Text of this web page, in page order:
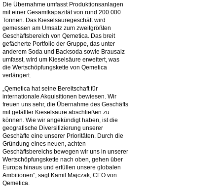
Die Übernahme umfasst Produktionsanlagen
mit einer Gesamtkapazität von rund 200.000
Tonnen. Das Kieselsäuregeschäft wird
gemessen am Umsatz zum zweitgrößten
Geschäftsbereich von Qemetica. Das breit
gefächerte Portfolio der Gruppe, das unter
anderem Soda und Backsoda sowie Brausalz
umfasst, wird um Kieselsäure erweitert, was
die Wertschöpfungskette von Qemetica
verlängert.
„Qemetica hat seine Bereitschaft für
internationale Akquisitionen bewiesen. Wir
freuen uns sehr, die Übernahme des Geschäfts
mit gefällter Kieselsäure abschließen zu
können. Wie wir angekündigt haben, ist die
geografische Diversifizierung unserer
Geschäfte eine unserer Prioritäten. Durch die
Gründung eines neuen, achten
Geschäftsbereichs bewegen wir uns in unserer
Wertschöpfungskette nach oben, gehen über
Europa hinaus und erfüllen unsere globalen
Ambitionen“, sagt Kamil Majczak, CEO von
Qemetica.